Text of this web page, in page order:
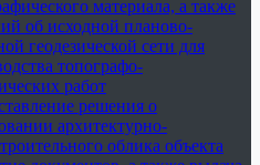
материала, а также
об исходной планово-
геодезической сети для
топографо-
работ
решения о
архитектурно-
облика объекта